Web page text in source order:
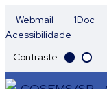
Webmail
1Doc
Acessibilidade
Contraste